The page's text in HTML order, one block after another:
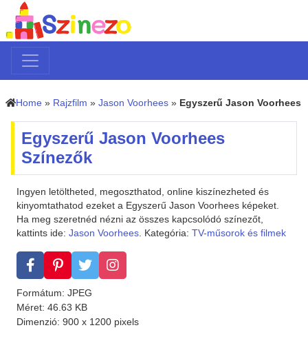
Home » Rajzfilm » Jason Voorhees » Egyszerű Jason Voorhees
Egyszerű Jason Voorhees
Színezők
Ingyen letöltheted, megoszthatod, online kiszínezheted és
kinyomtathatod ezeket a Egyszerű Jason Voorhees képeket.
Ha meg szeretnéd nézni az összes kapcsolódó színezőt,
kattints ide: Jason Voorhees. Kategória: TV-műsorok és filmek
Formátum: JPEG
Méret: 46.63 KB
Dimenzió: 900 x 1200 pixels